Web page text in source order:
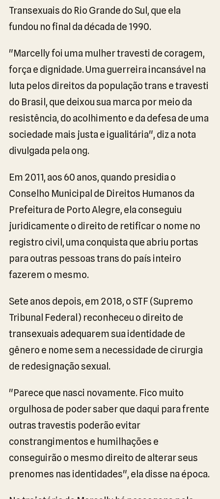
Transexuais do Rio Grande do Sul, que ela
fundou no final da década de 1990.
"Marcelly foi uma mulher travesti de coragem,
força e dignidade. Uma guerreira incansável na
luta pelos direitos da população trans e travesti
do Brasil, que deixou sua marca por meio da
resistência, do acolhimento e da defesa de uma
sociedade mais justa e igualitária", diz a nota
divulgada pela ong.
Em 2011, aos 60 anos, quando presidia o
Conselho Municipal de Direitos Humanos da
Prefeitura de Porto Alegre, ela conseguiu
juridicamente o direito de retificar o nome no
registro civil, uma conquista que abriu portas
para outras pessoas trans do país inteiro
fazerem o mesmo.
Sete anos depois, em 2018, o STF (Supremo
Tribunal Federal) reconheceu o direito de
transexuais adequarem sua identidade de
gênero e nome sem a necessidade de cirurgia
de redesignação sexual.
"Parece que nasci novamente. Fico muito
orgulhosa de poder saber que daqui para frente
outras travestis poderão evitar
constrangimentos e humilhações e
conseguirão o mesmo direito de alterar seus
prenomes nas identidades", ela disse na época.